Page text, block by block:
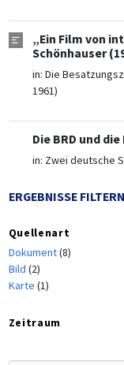
„Ein Film von
Schönhauser
in: Die
1961)
Die BRD und die
in: Zwei deutsche
ERGEBNISSE FILTERN
Quellenart
Dokument(8)
Bild (2)
Karte (1)
Zeitraum